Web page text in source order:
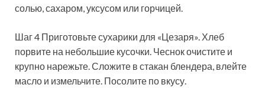
солью, сахаром, уксусом или горчицей.
Шаг 4 Приготовьте сухарики для «Цезаря». Хлеб
порвите на небольшие кусочки. Чеснок очистите и
крупно нарежьте. Сложите в стакан блендера, влейте
масло и измельчите. Посолите по вкусу.